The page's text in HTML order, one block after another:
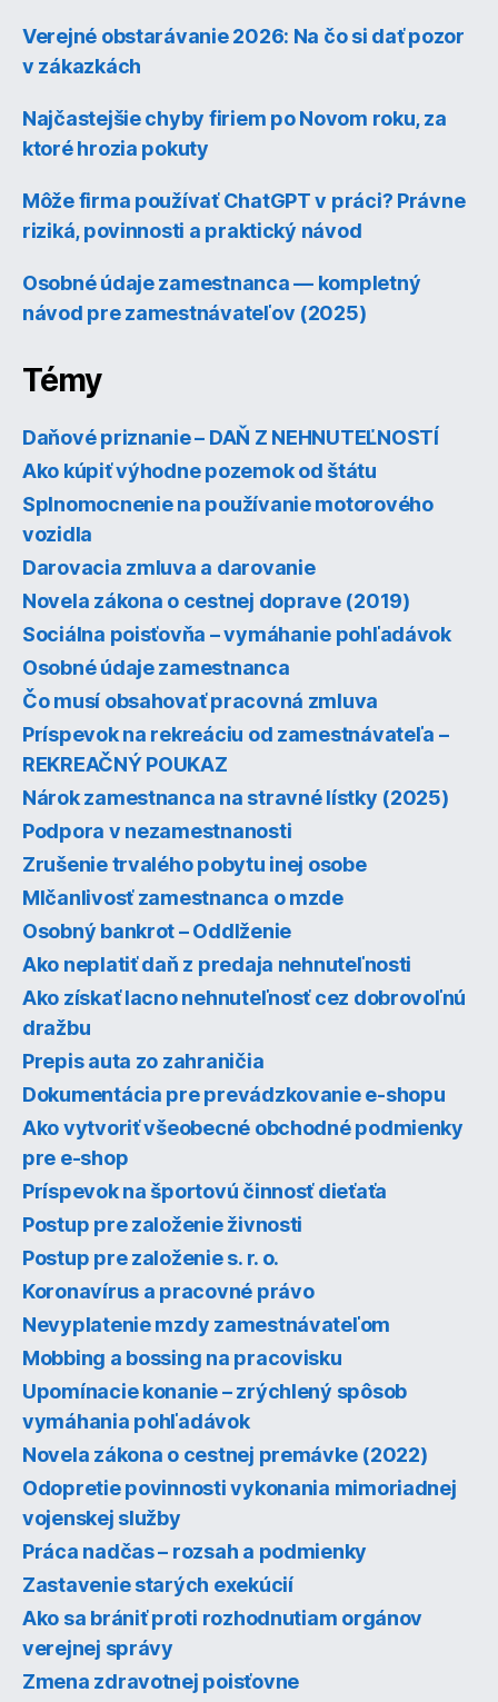
Verejné obstarávanie 2026: Na čo si dať pozor
v zákazkách
Najčastejšie chyby firiem po Novom roku, za
ktoré hrozia pokuty
Môže firma používať ChatGPT v práci? Právne
riziká, povinnosti a praktický návod
Osobné údaje zamestnanca — kompletný
návod pre zamestnávateľov (2025)
Témy
Daňové priznanie – DAŇ Z NEHNUTEĽNOSTÍ
Ako kúpiť výhodne pozemok od štátu
Splnomocnenie na používanie motorového
vozidla
Darovacia zmluva a darovanie
Novela zákona o cestnej doprave (2019)
Sociálna poisťovňa – vymáhanie pohľadávok
Osobné údaje zamestnanca
Čo musí obsahovať pracovná zmluva
Príspevok na rekreáciu od zamestnávateľa –
REKREAČNÝ POUKAZ
Nárok zamestnanca na stravné lístky (2025)
Podpora v nezamestnanosti
Zrušenie trvalého pobytu inej osobe
Mlčanlivosť zamestnanca o mzde
Osobný bankrot – Oddlženie
Ako neplatiť daň z predaja nehnuteľnosti
Ako získať lacno nehnuteľnosť cez dobrovoľnú
dražbu
Prepis auta zo zahraničia
Dokumentácia pre prevádzkovanie e-shopu
Ako vytvoriť všeobecné obchodné podmienky
pre e-shop
Príspevok na športovú činnosť dieťaťa
Postup pre založenie živnosti
Postup pre založenie s. r. o.
Koronavírus a pracovné právo
Nevyplatenie mzdy zamestnávateľom
Mobbing a bossing na pracovisku
Upomínacie konanie – zrýchlený spôsob
vymáhania pohľadávok
Novela zákona o cestnej premávke (2022)
Odopretie povinnosti vykonania mimoriadnej
vojenskej služby
Práca nadčas – rozsah a podmienky
Zastavenie starých exekúcií
Ako sa brániť proti rozhodnutiam orgánov
verejnej správy
Zmena zdravotnej poisťovne